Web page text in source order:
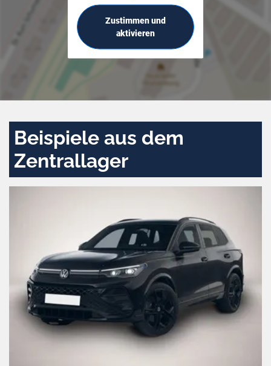
Zustimmen und
aktivieren
Beispiele aus dem
Zentrallager